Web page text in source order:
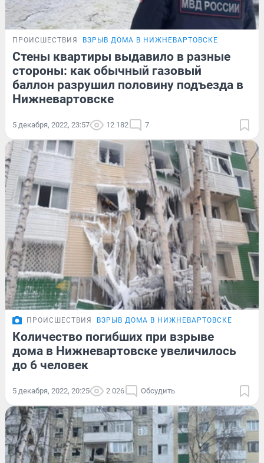
ПРОИСШЕСТВИЯ ВЗРЫВ ДОМА В НИЖНЕВАРТОВСКЕ
Стены квартиры выдавило в разные
стороны: как обычный газовый
баллон разрушил половину подъезда в
Нижневартовске
5 декабря, 2022, 23:57 12 182 7
ПРОИСШЕСТВИЯ ВЗРЫВ ДОМА В НИЖНЕВАРТОВСКЕ
Количество погибших при взрыве
дома в Нижневартовске увеличилось
до 6 человек
5 декабря, 2022, 20:25 2 026 Обсудить